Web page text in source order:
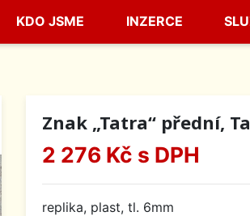
KDO JSME INZERCE
Znak „Tatra“ přední,
2 276 Kč s DPH
replika, plast, tl. 6mm